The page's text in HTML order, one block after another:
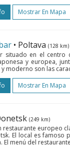
Mostrar En Mapa
• Poltava (128 km)
situado en el centro
y europea,
y moderno son las
Mostrar En Mapa
(249 km)
restaurante europeo
El local es famoso
El menú del